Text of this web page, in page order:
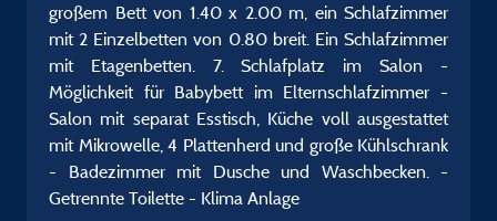
großem Bett von 1.40 x 2.00 m, ein Schlafzimmer
mit 2 Einzelbetten von 0.80 breit. Ein Schlafzimmer
mit Etagenbetten. 7. Schlafplatz im Salon -
Möglichkeit für Babybett im Elternschlafzimmer -
Salon mit separat Esstisch, Küche voll ausgestattet
mit Mikrowelle, 4 Plattenherd und große Kühlschrank
- Badezimmer mit Dusche und Waschbecken. -
Getrennte Toilette - Klima Anlage